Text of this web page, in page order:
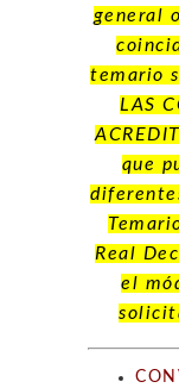
general
temario
LAS
que
Real
el